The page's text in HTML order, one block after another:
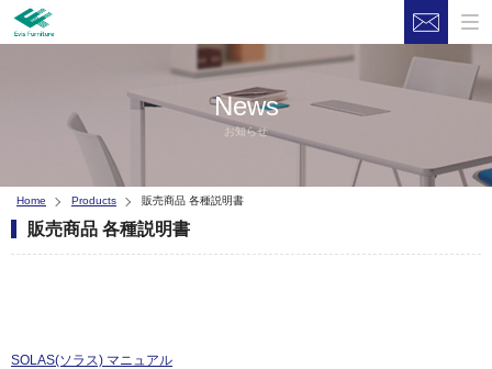
News
お知らせ
Home Products 販売商品 各種説明書
販売商品 各種説明書
SOLAS(ソラス) マニュアル